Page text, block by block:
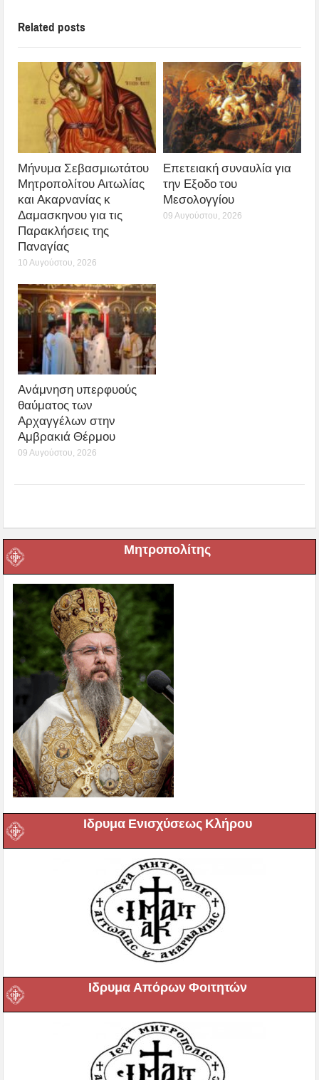
Related posts
Μήνυμα Σεβασμιωτάτου
Μητροπολίτου Αιτωλίας
και Ακαρνανίας κ
Δαμασκηνου για τις
Παρακλήσεις της
Παναγίας
10 Αυγούστου, 2026
Επετειακή συναυλία για
την Εξοδο του
Μεσολογγίου
09 Αυγούστου, 2026
Ανάμνηση υπερφυούς
θαύματος των
Αρχαγγέλων στην
Αμβρακιά Θέρμου
09 Αυγούστου, 2026
Μητροπολίτης
Ιδρυμα Ενισχύσεως Κλήρου
Ιδρυμα Απόρων Φοιτητών